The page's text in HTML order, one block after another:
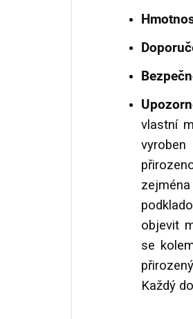
vlastní
objevit
se
Každý